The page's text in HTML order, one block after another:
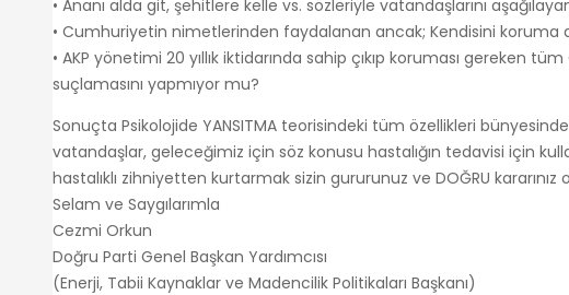
• Ananı alda git, şehitlere kelle vs. sözleriyle vatandaşlarını
• Cumhuriyetin nimetlerinden faydalanan ancak; Kendisini
• AKP yönetimi 20 yıllık iktidarında sahip çıkıp koruması gereken
suçlamasını yapmıyor mu?
Sonuçta Psikolojide YANSITMA teorisindeki tüm özellikleri
vatandaşlar, geleceğimiz için söz konusu hastalığın tedavisi için
hastalıklı zihniyetten kurtarmak sizin gururunuz ve DOĞRU kararınız
Selam ve Saygılarımla
Cezmi Orkun
Doğru Parti Genel Başkan Yardımcısı
(Enerji, Tabii Kaynaklar ve Madencilik Politikaları Başkanı)